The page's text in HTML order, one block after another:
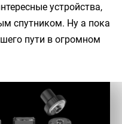
устройства,
спутником. Ну а пока
пути в огромном